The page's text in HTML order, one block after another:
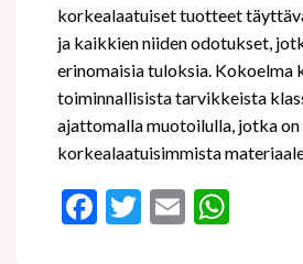
korkealaatuiset tuotteet
ja kaikkien niiden odotukset,
erinomaisia tuloksia. Kokoelma
toiminnallisista tarvikkeista
ajattomalla muotoilulla, jotka
korkealaatuisimmista
Facebook
Twitter
Email